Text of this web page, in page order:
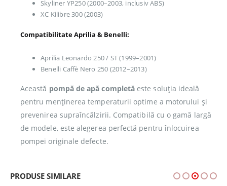
Skyliner YP250 (2000–2003, inclusiv ABS)
XC Kilibre 300 (2003)
Compatibilitate Aprilia & Benelli:
Aprilia Leonardo 250 / ST (1999–2001)
Benelli Caffè Nero 250 (2012–2013)
Această pompă de apă completă este soluția ideală
pentru menținerea temperaturii optime a motorului și
prevenirea supraîncălzirii. Compatibilă cu o gamă largă
de modele, este alegerea perfectă pentru înlocuirea
pompei originale defecte.
PRODUSE SIMILARE